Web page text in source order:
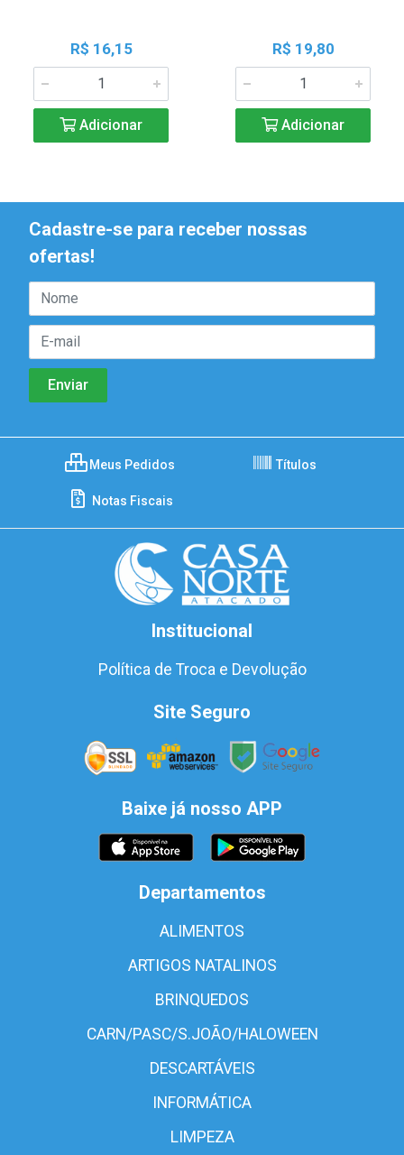
R$ 16,15
Adicionar
R$ 19,80
Adicionar
Cadastre-se para receber nossas
ofertas!
Meus Pedidos Títulos
Notas Fiscais
Institucional
Política de Troca e Devolução
Site Seguro
Baixe já nosso APP
Departamentos
ALIMENTOS
ARTIGOS NATALINOS
BRINQUEDOS
CARN/PASC/S.JOÃO/HALOWEEN
DESCARTÁVEIS
INFORMÁTICA
LIMPEZA